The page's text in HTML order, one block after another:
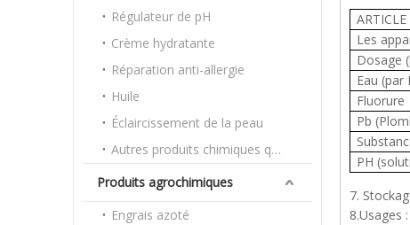
Régulateur de pH
Crème hydratante
Réparation anti-allergie
Huile
Éclaircissement de la peau
Autres produits chimiques quotidiens
Produits agrochimiques
Engrais azoté
ARTICLE
Les
Dosage
Eau (par
Pb
PH
7.
8.Usages